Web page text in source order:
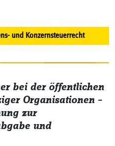
und Konzernsteuerrecht
bei der öffentlichen
Organisationen –
zur
und